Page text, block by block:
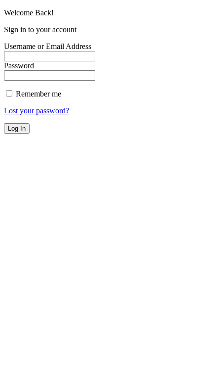
Welcome Back!
Sign in to your account
Username or Email Address
Password
Remember me
Lost your password?